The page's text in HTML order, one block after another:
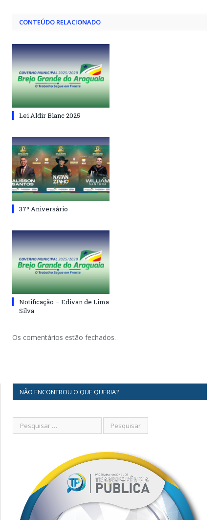
CONTEÚDO RELACIONADO
Lei Aldir Blanc 2025
37º Aniversário
Notificação – Edivan de Lima
Silva
Os comentários estão fechados.
NÃO ENCONTROU O QUE QUERIA?